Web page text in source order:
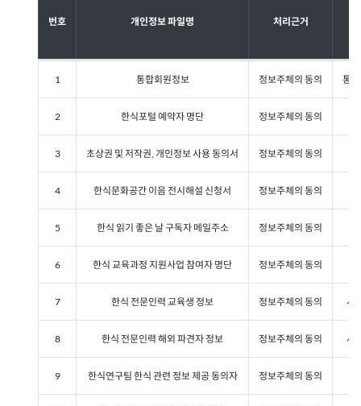
인
간
내
번호 개인정보 파일명 처리근거
1 통합회원정보 정보주체의 동의 통
2 한식포털 예약자 명단 정보주체의 동의
3 초상권 및 저작권, 개인정보 사용 동의서 정보주체의 동의
4 한식문화공간 이음 전시해설 신청서 정보주체의 동의
5 한식 읽기 좋은 날 구독자 메일주소 정보주체의 동의
6 한식 교육과정 지원사업 참여자 명단 정보주체의 동의
7 한식 전문인력 교육생 정보 정보주체의 동의 사
8 한식 전문인력 해외 파견자 정보 정보주체의 동의 사
9 한식연구팀 한식 관련 정보 제공 동의자 정보주체의 동의